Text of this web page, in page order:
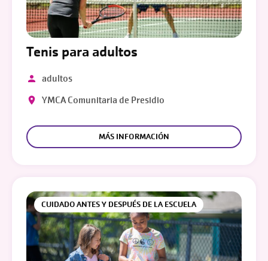
Tenis para adultos
adultos
YMCA Comunitaria de Presidio
MÁS INFORMACIÓN
CUIDADO ANTES Y DESPUÉS DE LA ESCUELA